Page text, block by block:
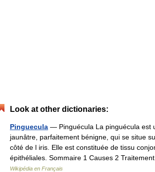
Look at other dictionaries:
Pinguecula — Pinguécula La pinguécula est
jaunâtre, parfaitement bénigne, qui se situe
côté de l iris. Elle est constituée de tissu
épithéliales. Sommaire 1 Causes 2
Wikipédia en Français